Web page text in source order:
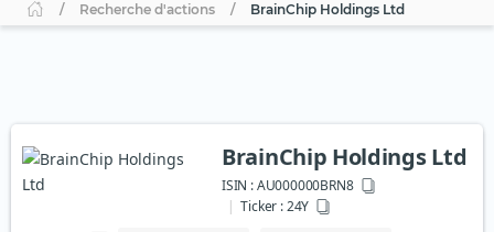
Recherche d'actions BrainChip Holdings Ltd
BrainChip Holdings Ltd
ISIN :AU000000BRN8
Ticker :24Y